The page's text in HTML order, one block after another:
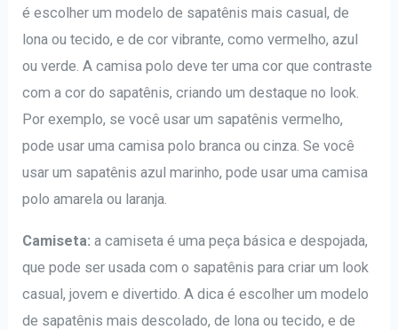
é escolher um modelo de sapatênis mais casual, de
lona ou tecido, e de cor vibrante, como vermelho, azul
ou verde. A camisa polo deve ter uma cor que contraste
com a cor do sapatênis, criando um destaque no look.
Por exemplo, se você usar um sapatênis vermelho,
pode usar uma camisa polo branca ou cinza. Se você
usar um sapatênis azul marinho, pode usar uma camisa
polo amarela ou laranja.
Camiseta: a camiseta é uma peça básica e despojada,
que pode ser usada com o sapatênis para criar um look
casual, jovem e divertido. A dica é escolher um modelo
de sapatênis mais descolado, de lona ou tecido, e de